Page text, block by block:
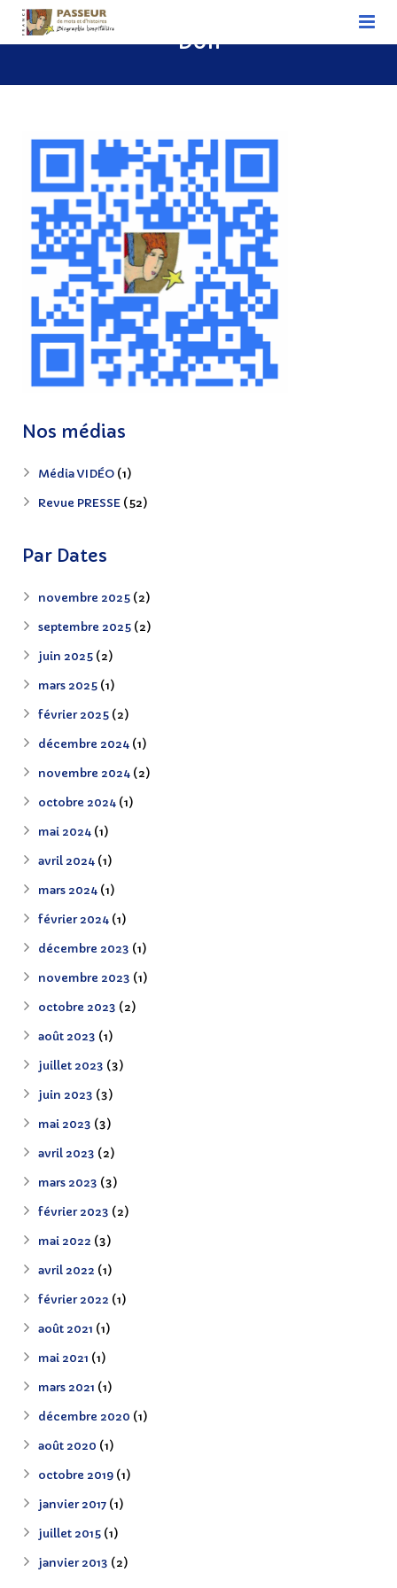
Devenir biographe hospitalier
Association nationale
Associations régionales
Découvrir notre actualité – L’actualité des
Passeurs
Nous soutenir
Contact
Don
Nos médias
Média VIDÉO (1)
Revue PRESSE (52)
Par Dates
novembre 2025 (2)
septembre 2025 (2)
juin 2025 (2)
mars 2025 (1)
février 2025 (2)
décembre 2024 (1)
novembre 2024 (2)
octobre 2024 (1)
mai 2024 (1)
avril 2024 (1)
mars 2024 (1)
février 2024 (1)
décembre 2023 (1)
novembre 2023 (1)
octobre 2023 (2)
août 2023 (1)
juillet 2023 (3)
juin 2023 (3)
mai 2023 (3)
avril 2023 (2)
mars 2023 (3)
février 2023 (2)
mai 2022 (3)
avril 2022 (1)
février 2022 (1)
août 2021 (1)
mai 2021 (1)
mars 2021 (1)
décembre 2020 (1)
août 2020 (1)
octobre 2019 (1)
janvier 2017 (1)
juillet 2015 (1)
janvier 2013 (2)